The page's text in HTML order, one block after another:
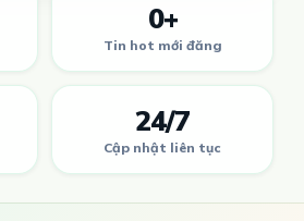
0+
Tin hot mới đăng
24/7
Cập nhật liên tục